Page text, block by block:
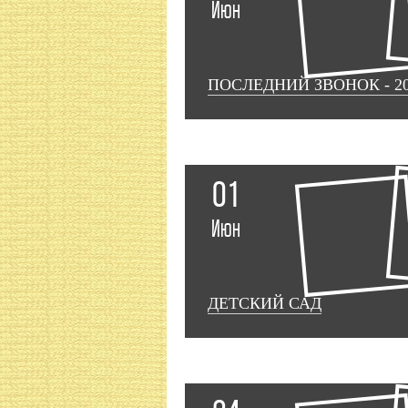
Июн
ПОСЛЕДНИЙ ЗВОНОК -
01
Июн
ДЕТСКИЙ САД